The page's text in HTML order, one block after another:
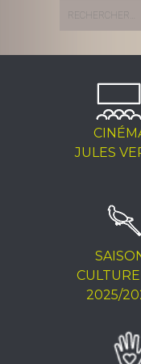
Rechercher :
JULES
2025/